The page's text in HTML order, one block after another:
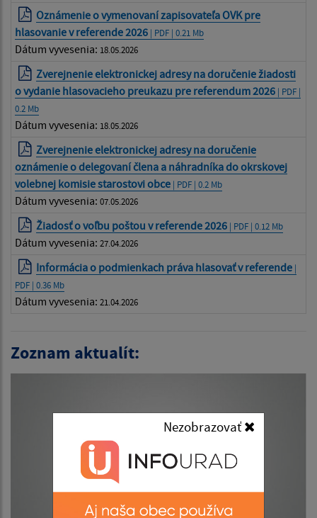
Nezobrazovať
Oznámenie o vymenovaní zapisovateľa OVK pre
hlasovanie v referende 2026 | PDF | 0.21 Mb
Dátum vyvesenia: 18.05.2026
Zverejnenie elektronickej adresy na doručenie žiadosti
o vydanie hlasovacieho preukazu pre referendum 2026 | PDF |
0.2 Mb
Dátum vyvesenia: 18.05.2026
Zverejnenie elektronickej adresy na doručenie
oznámenie o delegovaní člena a náhradníka do okrskovej
volebnej komisie starostovi obce | PDF | 0.2 Mb
Dátum vyvesenia: 07.05.2026
Žiadosť o voľbu poštou v referende 2026 | PDF | 0.12 Mb
Dátum vyvesenia: 27.04.2026
Informácia o podmienkach práva hlasovať v referende |
PDF | 0.36 Mb
Dátum vyvesenia: 21.04.2026
Zoznam aktualít: